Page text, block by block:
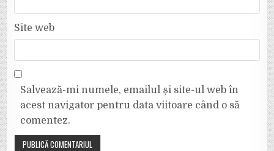
Site web
Salvează-mi numele, emailul și site-ul web în
acest navigator pentru data viitoare când o să
comentez.